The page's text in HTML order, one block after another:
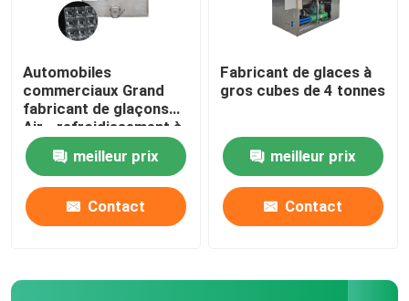
Automobiles
commerciaux Grand
fabricant de glaçons
Air - refroidissement à
haut rendement
meilleur prix
Contact
Fabricant de glaces à
gros cubes de 4 tonnes
meilleur prix
Contact